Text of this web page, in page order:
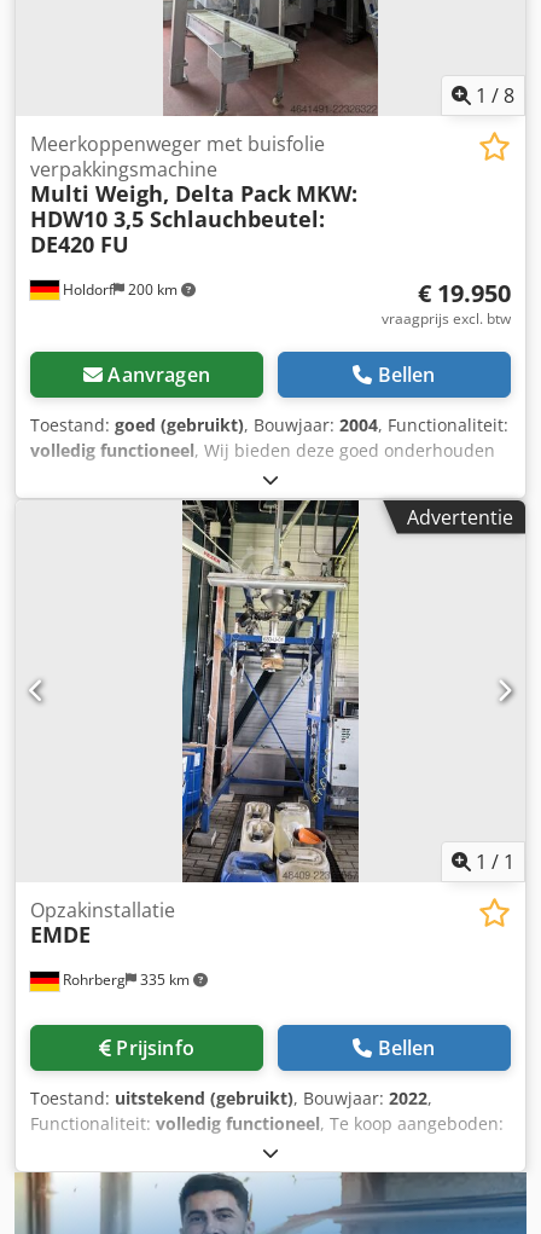
versnellen, zodat de machine sneller beschikbaar is. Neem
gerust contact met ons op voor aanvullende informatie of
1 /8
Holdorf 200 km
Meerkoppenweger met buisfolie
verpakkingsmachine
Multi Weigh, Delta Pack MKW:
HDW10 3,5 Schlauchbeutel:
DE420 FU
€ 19.950
vraagprijs excl. btw
Aanvragen Bellen
Toestand: goed (gebruikt), Bouwjaar: 2004, Functionaliteit:
volledig functioneel, Wij bieden deze goed onderhouden
Multi Weigh, Delta Pack MKW: HDW10 3,5
zakverpakkingsmachine: DE420 FU, een
meerkoppenweegschaal met zakverpakkingsmachine,
bouwjaar 2004, te koop aan. Fabrikant: Multi Weigh, Delta
Pack Model: MKW: HDW10 3,5 zakverpakkingsmachine:
DE420 FU Bouwjaar: 2004 Dcsdpfszlnbwex Aglok Staat:
goed Categorie-ID: 703 Type: Meerkoppenweegschaal met
zakverpakkingsmachine Als u vragen heeft of meer
informatie wenst, kunt u ons een bericht sturen of bellen.
Advertentie
1 / 1
Rohrberg 335 km
Opzakinstallatie
EMDE
Prijsinfo Bellen
Toestand: uitstekend (gebruikt), Bouwjaar: 2022,
Functionaliteit: volledig functioneel, Te koop aangeboden:
een gebruikte bigbag-afvulinstallatie met afzuiging en
weegsysteem. In uitstekende staat, nauwelijks gebruikt!
Dcedpezm Ubtjfx Agljk